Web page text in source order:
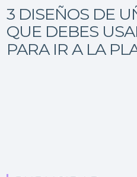
3 DISEÑOS DE
QUE DEBES
PARA IR A LA